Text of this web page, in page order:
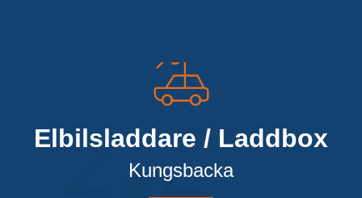
Elbilsladdare / Laddbox
Kungsbacka